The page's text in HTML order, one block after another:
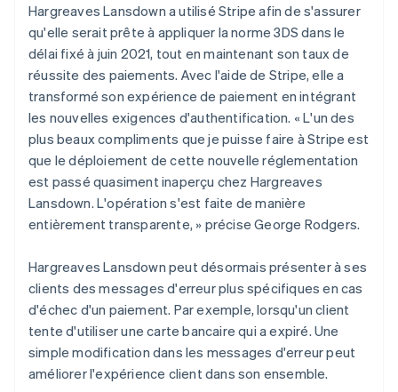
Hargreaves Lansdown a utilisé Stripe afin de s'assurer
qu'elle serait prête à appliquer la norme 3DS dans le
délai fixé à juin 2021, tout en maintenant son taux de
réussite des paiements. Avec l'aide de Stripe, elle a
transformé son expérience de paiement en intégrant
les nouvelles exigences d'authentification. « L'un des
plus beaux compliments que je puisse faire à Stripe est
que le déploiement de cette nouvelle réglementation
est passé quasiment inaperçu chez Hargreaves
Lansdown. L'opération s'est faite de manière
entièrement transparente, » précise George Rodgers.
Hargreaves Lansdown peut désormais présenter à ses
clients des messages d'erreur plus spécifiques en cas
d'échec d'un paiement. Par exemple, lorsqu'un client
tente d'utiliser une carte bancaire qui a expiré. Une
simple modification dans les messages d'erreur peut
améliorer l'expérience client dans son ensemble.